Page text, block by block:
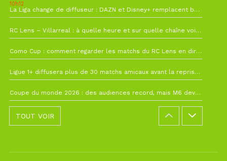
10h12
La Liga change de diffuseur : DAZN et Disney+ remplacent beIN Sports !
RC Lens – Villarreal : à quelle heure et sur quelle chaîne voir la finale de la Como Cup ?
Como Cup : comment regarder les matchs du RC Lens en direct ?
Ligue 1+ diffusera plus de 30 matchs amicaux avant la reprise de la Ligue 1
Coupe du monde 2026 : des audiences record, mais M6 devrait perdre très gros !
TOUT VOIR